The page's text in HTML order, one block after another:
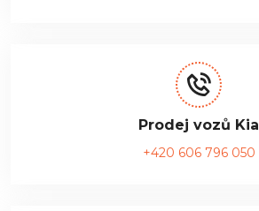
Prodej vozů Kia
+420 606 796 050